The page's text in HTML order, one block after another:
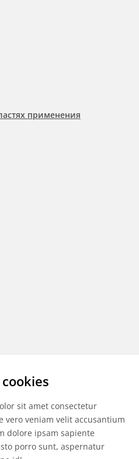
sit amet consectetur
vero veniam velit accusantium
dolore ipsam sapiente
porro sunt, aspernatur
применения